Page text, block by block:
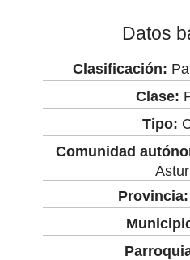
Datos
Clasificación:
Clase:
Tipo:
Comunidad
Provincia: